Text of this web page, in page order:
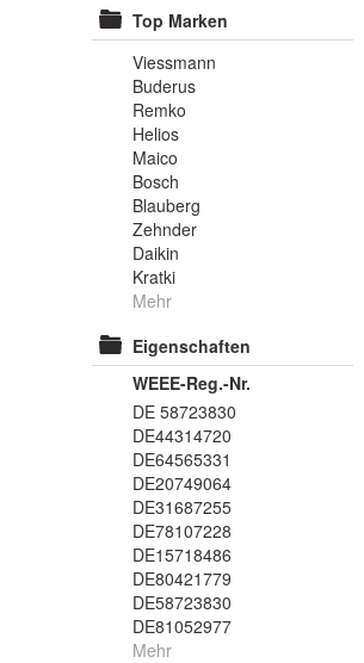
Top Marken
Viessmann
Buderus
Remko
Helios
Maico
Bosch
Blauberg
Zehnder
Daikin
Kratki
Mehr
Eigenschaften
WEEE-Reg.-Nr.
DE 58723830
DE44314720
DE64565331
DE20749064
DE31687255
DE78107228
DE15718486
DE80421779
DE58723830
DE81052977
Mehr